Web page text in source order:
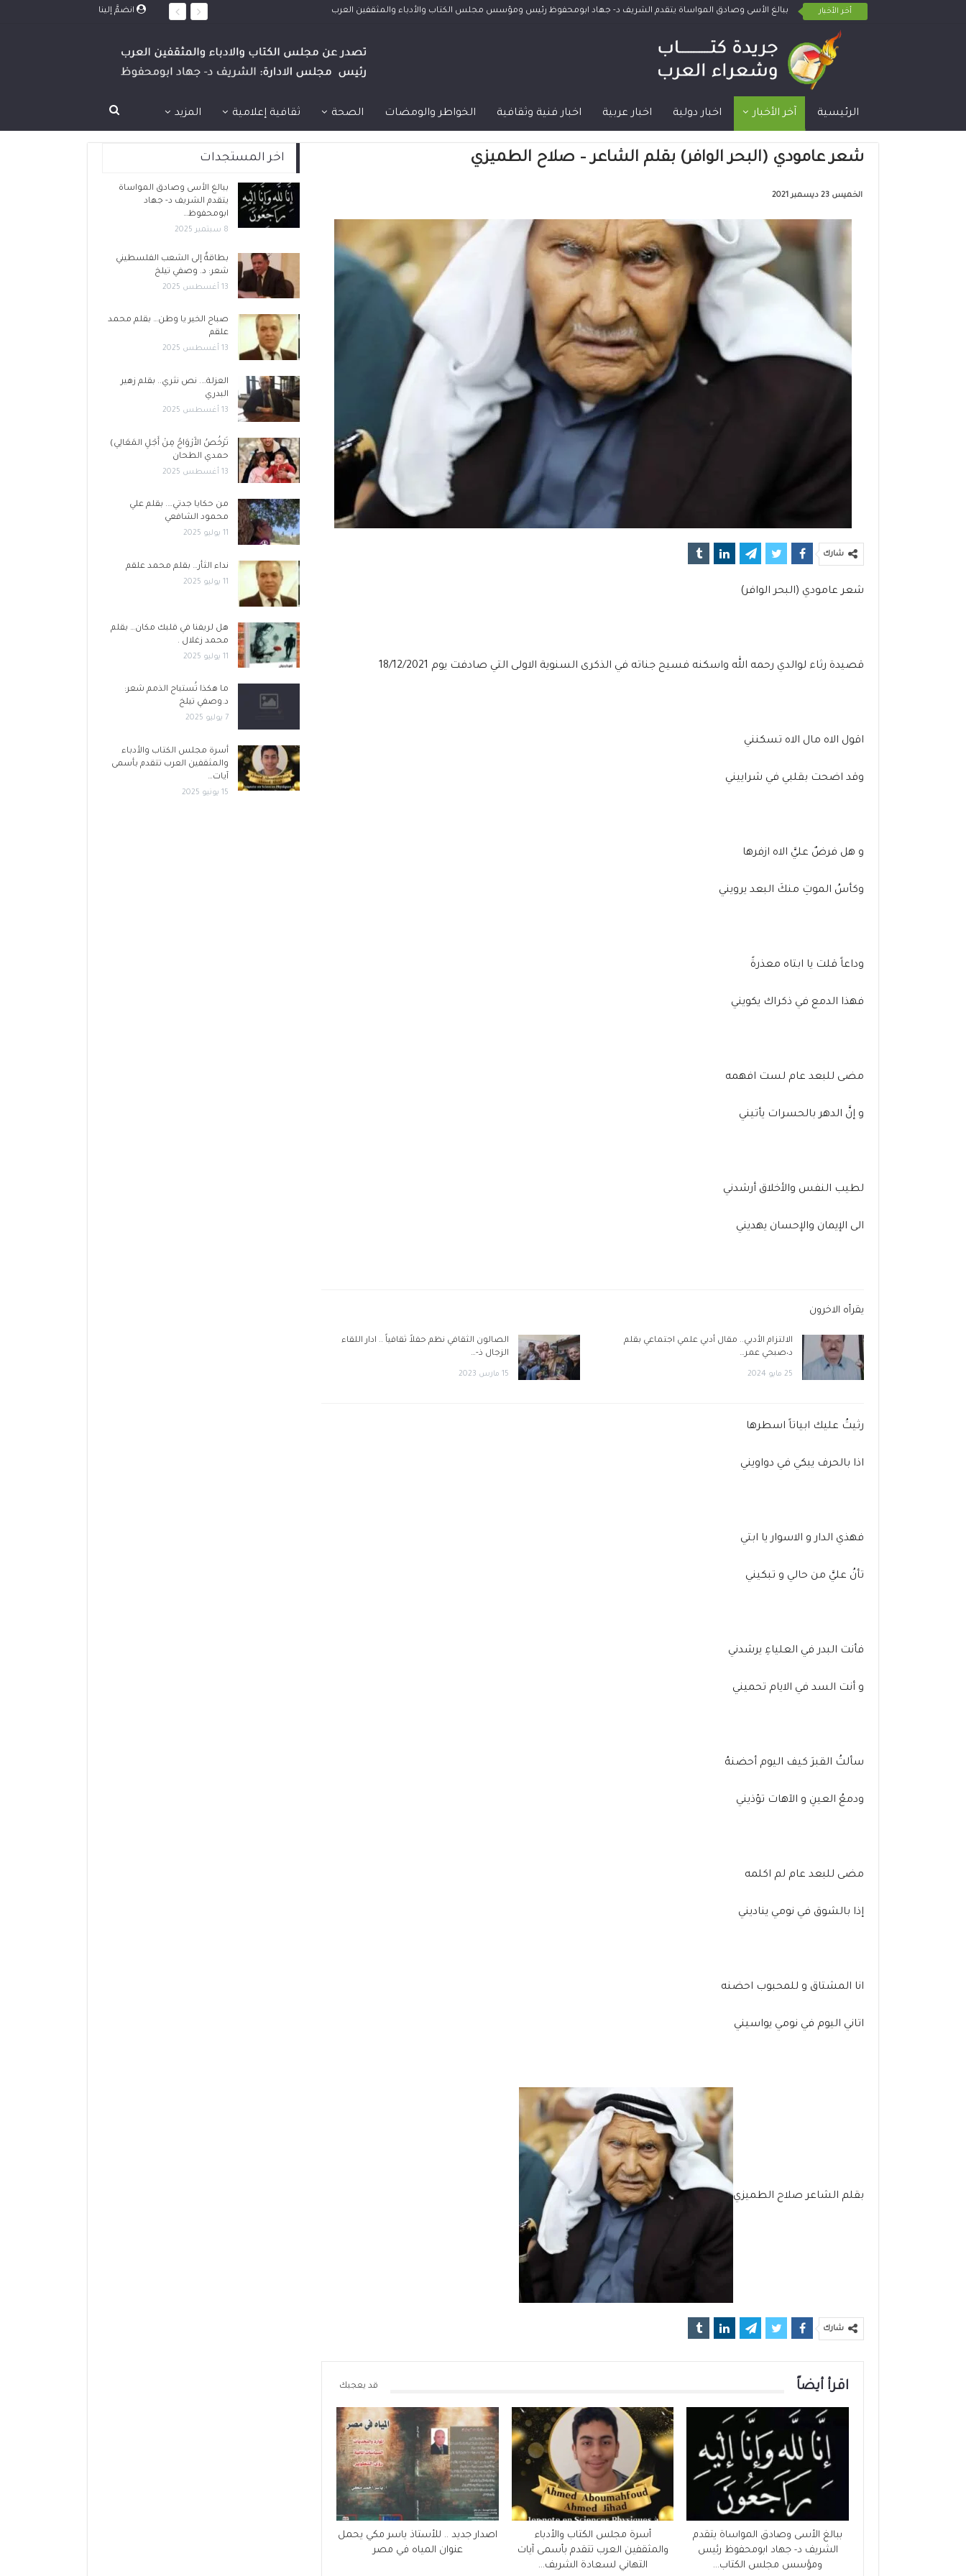
انضمَّ إلينا أخر الأخبار ببالغ الأسى وصادق المواساة يتقدم الشريف د- جهاد ابومحفوظ رئيس ومؤسس مجلس الكتاب والأدباء والمثقفين العرب
الرئيسية آخر الأخبار اخبار دولية اخبار عربية اخبار فنية وثقافية الخواطر والومضات الصحة ثقافية إعلامية المزيد
شعر عامودي (البحر الوافر) بقلم الشاعر – صلاح الطميزي
الخميس 23 ديسمبر 2021
شارك
شعر عامودي (البحر الوافر)
قصيدة رثاء لوالدي رحمه الله واسكنه فسيح جناته في الذكرى السنوية الاولى التي صادفت يوم 18/12/2021
اقول الاه مال الاه تسكنني
وقد اضحت بقلبي في شراييني
و هل فرضٌ عليَّ الاه ازفرها
وكأسُ الموتِ منكَ البعد يرويني
وداعاً قلت يا ابتاه معذرةً
فهذا الدمع في ذكراك يكويني
مضى للبعد عام لست افهمه
و إنَّ الدهر بالحسرات يأتيني
لطيب النفس والأخلاق أرشدني
الى الإيمان والإحسان يهديني
يقرأه الاخرون
الالتزام الأدبي.. مقال أدبي علمي اجتماعي بقلم
د٠صبحي عمر…
25 مايو 2024
الصالون الثقافي نظم حفلاً ثقافياً .. ادار اللقاء
الزجال ذ-…
15 مارس 2023
رثيتُ عليك ابياتاً اسطرها
اذا بالحرف يبكي في دواويني
فهذي الدار و الاسوار يا ابتي
تأنُ عليَّ من حالي و تبكيني
فأنت البدر في العلياءِ يرشدني
و أنت السد في الايام تحميني
سألتُ القبرَ كيف اليوم أحضنهُ
ودمعُ العينِ و الآهات تؤذيني
مضى للبعد عام لم اكلمه
إذا بالشوق في نومي يناديني
انا المشتاق و للمحبوب احضنه
اتاني اليوم في نومي يواسيني
بقلم الشاعر صلاح الطميزي
شارك
اقرأ أيضاً قد يعجبك
ببالغ الأسى وصادق المواساة يتقدم
الشريف د- جهاد ابومحفوظ رئيس
ومؤسس مجلس الكتاب…
أسرة مجلس الكتاب والأدباء
والمثقفين العرب تتقدم بأسمى آيات
التهاني لسعادة الشريف…
اصدار جديد .. للأستاذ ياسر مكي يحمل
عنوان المياه في مصر
اخر المستجدات
ببالغ الأسى وصادق المواساة
يتقدم الشريف د- جهاد
ابومحفوظ…
8 سبتمبر 2025
بطاقةٌ إلى الشعب الفلسطيني
شعر: د. وصفي تيلخ
13 أغسطس 2025
صباح الخير يا وطن… بقلم محمد
علقم
13 أغسطس 2025
العزلة…. نص نثري.. بقلم زهير
البدري
13 أغسطس 2025
تَرْخُصُ الأَرْوَاحُ مِنْ أَجْلِ المَعَالِي)
حمدي الطحان
13 أغسطس 2025
من حكايا جدتي…. بقلم علي
محمود الشافعي
11 يوليو 2025
نداء الثأر… بقلم محمد علقم
11 يوليو 2025
هل لريفنا في قلبك مكان… بقلم
محمد زغلال .
11 يوليو 2025
ما هكذا تُستباح الذمم شعر:
د.وصفي تيلخ
7 يوليو 2025
أسرة مجلس الكتاب والأدباء
والمثقفين العرب تتقدم بأسمى
آيات…
15 يونيو 2025